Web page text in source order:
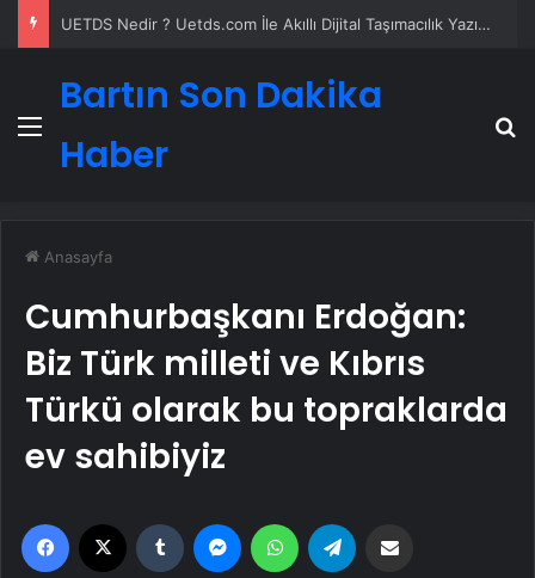
UETDS Nedir ? Uetds.com İle Akıllı Dijital Taşımacılık Yazılımı
Menü
Bartın Son Dakika
Haber
Anasayfa
Cumhurbaşkanı Erdoğan:
Biz Türk milleti ve Kıbrıs
Türkü olarak bu topraklarda
ev sahibiyiz
Facebook Tumblr MessengerWhatsApp